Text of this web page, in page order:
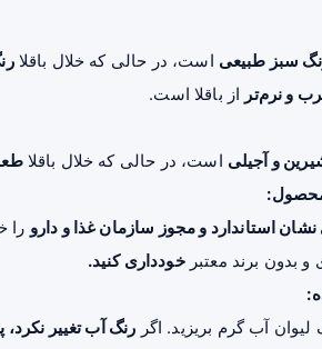
سبز طبیعی است، در حالی که خلال باقلا
و نرم‌تر از باقلا است.
و آجیلی است، در حالی که خلال باقلا
محصول:
استاندارد و مجوز سازمان غذا و دارو را
بدون برند معتبرخودداری کنید.
آب گرم بریزید. اگر رنگ آب تغییر